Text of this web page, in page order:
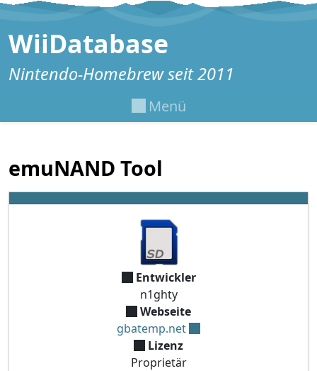
Zum Inhalt springen
WiiDatabase
Nintendo-Homebrew seit 2011
Menü
emuNAND Tool
Entwickler
n1ghty
Webseite
gbatemp.net
Lizenz
Proprietär